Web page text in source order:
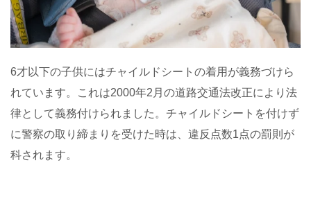
6才以下の子供にはチャイルドシートの着用が義務づけら
れています。これは2000年2月の道路交通法改正により法
律として義務付けられました。チャイルドシートを付けず
に警察の取り締まりを受けた時は、違反点数1点の罰則が
科されます。